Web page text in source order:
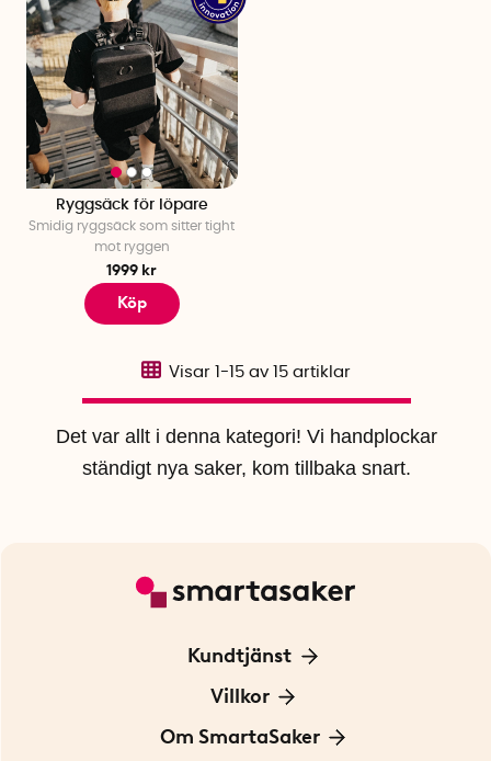
Ryggsäck för löpare
Smidig ryggsäck som sitter tight
mot ryggen
1999 kr
Köp
Det var allt i denna kategori! Vi handplockar
ständigt nya saker, kom tillbaka snart.
Visar 1-15 av 15 artiklar
Kundtjänst
Kontakta oss
För Företag
Villkor
Frakt och leverans
Om SmartaSaker